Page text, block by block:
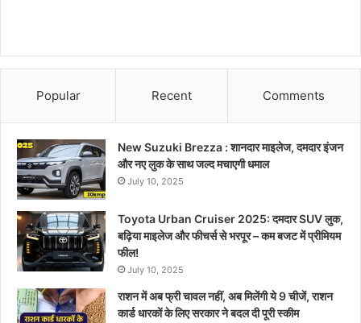
Popular Recent Comments
New Suzuki Brezza : शानदार माइलेज, दमदार इंजन
और नए लुक के साथ जल्द मचाएगी धमाल
July 10, 2025
Toyota Urban Cruiser 2025: दमदार SUV लुक,
बढ़िया माइलेज और फीचर्स से भरपूर – कम बजट में प्रीमियम
फील!
July 10, 2025
राशन में अब फ्री चावल नहीं, अब मिलेंगी ये 9 चीजें, राशन
कार्ड धारकों के लिए सरकार ने बदल दी पूरी स्कीम